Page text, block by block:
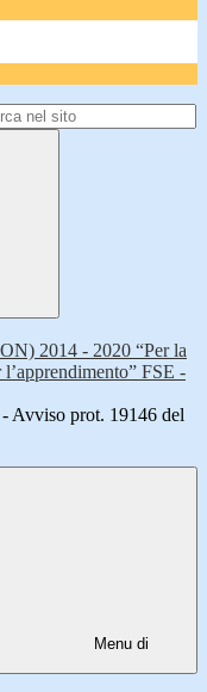
2014 - 2020 “Per la
FSE -
Avviso prot. 19146 del
Menu di